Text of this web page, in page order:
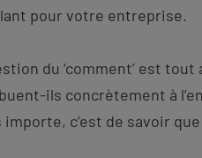
pour votre entreprise.
du ‘comment’ est
ils concrètement à
importe, c’est de savoir